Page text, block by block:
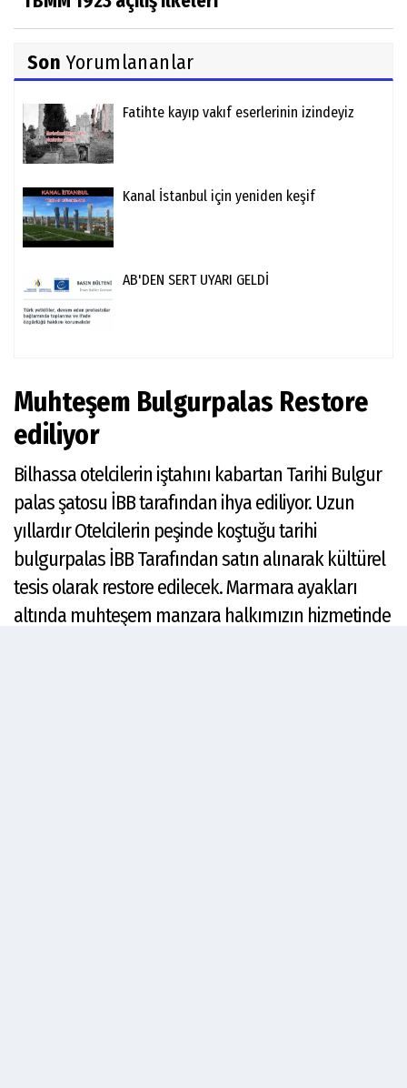
Son Yorumlananlar
Fatihte kayıp vakıf eserlerinin izindeyiz
Kanal İstanbul için yeniden keşif
AB'DEN SERT UYARI GELDİ
Muhteşem Bulgurpalas Restore
ediliyor
Bilhassa otelcilerin iştahını kabartan Tarihi Bulgur
palas şatosu İBB tarafından ihya ediliyor. Uzun
yıllardır Otelcilerin peşinde koştuğu tarihi
bulgurpalas İBB Tarafından satın alınarak kültürel
tesis olarak restore edilecek. Marmara ayakları
altında muhteşem manzara halkımızın hizmetinde